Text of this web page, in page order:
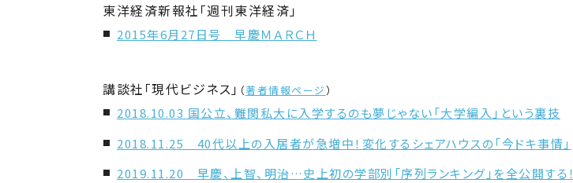
東洋経済新報社「週刊東洋経済」
2015年6月27日号 早慶ＭＡＲＣＨ
講談社「現代ビジネス」 （著者情報ページ）
2018.10.03 国公立、難関私大に入学するのも夢じゃない「大学編入」という裏技
2018.11.25 40代以上の入居者が急増中！変化するシェアハウスの「今ドキ事情」
2019.11.20 早慶、上智、明治…史上初の学部別「序列ランキング」を全公開する！